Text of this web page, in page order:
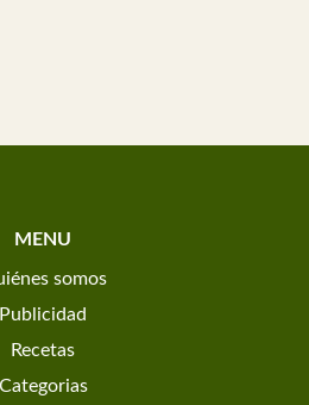
MENU
somos
Publicidad
Recetas
Categorias